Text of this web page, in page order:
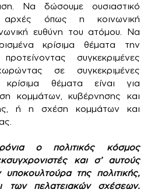
Να δώσουμε ουσιαστικό
αρχές όπως η κοινωνική
ευθύνη του ατόμου. Να
κρίσιμα θέματα την
συγκεκριμένες
σε συγκεκριμένες
κρίσιμα θέματα είναι για
κομμάτων, κυβέρνησης και
ή η σχέση κομμάτων και
ο πολιτικός κόσμος
και σ’ αυτούς
της πολιτικής,
των πελατειακών σχέσεων.